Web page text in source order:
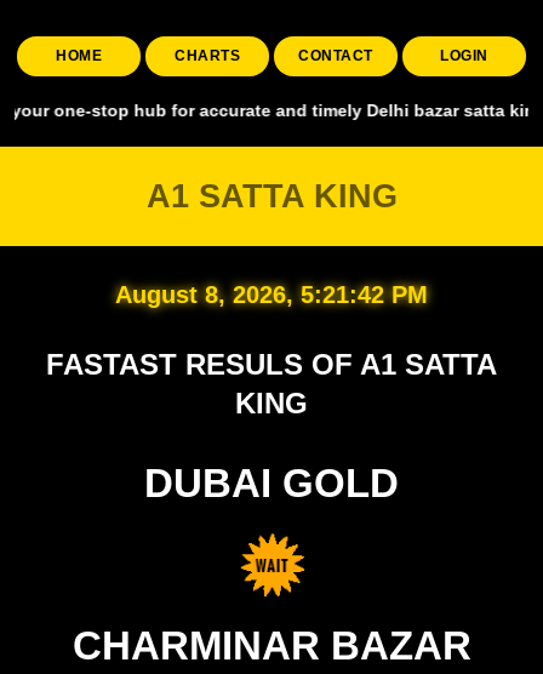
HOME CHARTS CONTACT LOGIN
hub for accurate and timely Delhi bazar satta king,
A1 SATTA KING
August 8, 2026, 5:21:43 PM
FASTAST RESULS OF A1 SATTA
KING
DUBAI GOLD
CHARMINAR BAZAR